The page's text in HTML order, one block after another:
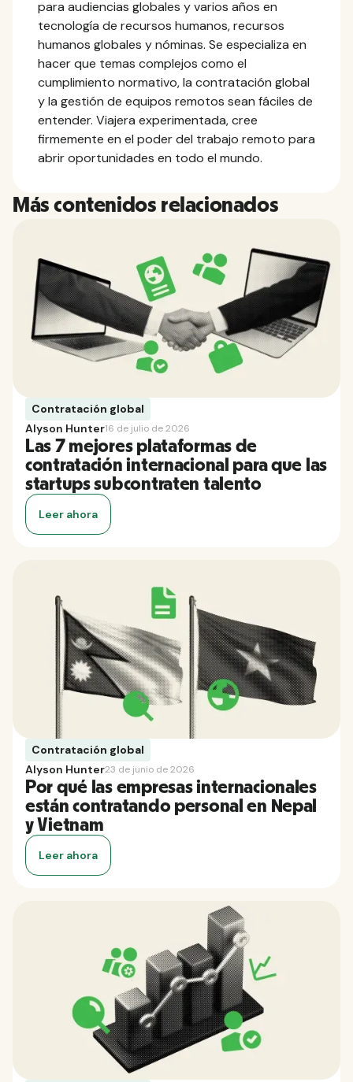
para audiencias globales y varios años en
tecnología de recursos humanos, recursos
humanos globales y nóminas. Se especializa en
hacer que temas complejos como el
cumplimiento normativo, la contratación global
y la gestión de equipos remotos sean fáciles de
entender. Viajera experimentada, cree
firmemente en el poder del trabajo remoto para
abrir oportunidades en todo el mundo.
Más contenidos relacionados
Contratación global
Alyson Hunter16 de julio de 2026
Las 7 mejores plataformas de
contratación internacional para que las
startups subcontraten talento
Leer ahora
Contratación global
Alyson Hunter23 de junio de 2026
Por qué las empresas internacionales
están contratando personal en Nepal
y Vietnam
Leer ahora